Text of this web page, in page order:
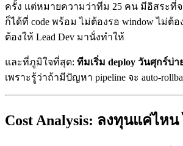
ครั้ง แต่หมายความว่าทีม 25 คน มีอิสระที่จ
ก็ได้ที่ code พร้อม ไม่ต้องรอ window ไม่ต้อ
ต้องให้ Lead Dev มานั่งทำให้
และที่ภูมิใจที่สุด: ทีมเริ่ม deploy วันศุกร์บ่า
เพราะรู้ว่าถ้ามีปัญหา pipeline จะ auto-
Cost Analysis: ลงทุนแค่ไห